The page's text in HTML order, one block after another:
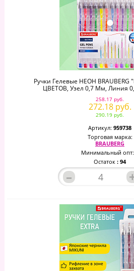
Ручки Гелевые НЕОН BRAUBERG
ЦВЕТОВ, Узел 0,7 Мм, Линия
258.17 руб.
272.18 руб.
290.19 руб.
Артикул: 959738
Торговая марка:
BRAUBERG
Минимальный опт:
Остаток : 94
–